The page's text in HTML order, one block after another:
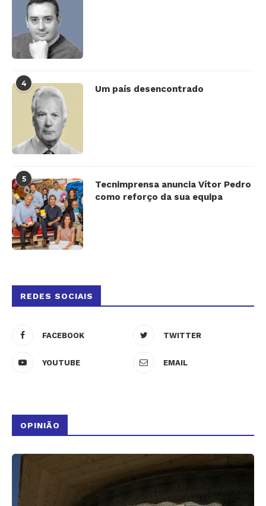
4
Um país desencontrado
5
Tecnimprensa anuncia Vítor Pedro
como reforço da sua equipa
REDES SOCIAIS
FACEBOOK TWITTER
YOUTUBE EMAIL
OPINIÃO